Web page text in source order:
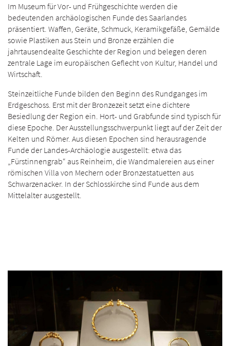
Im Museum für Vor- und Frühgeschichte werden die
bedeutenden archäologischen Funde des Saarlandes
präsentiert. Waffen, Geräte, Schmuck, Keramikgefäße, Gemälde
sowie Plastiken aus Stein und Bronze erzählen die
jahrtausendealte Geschichte der Region und belegen deren
zentrale Lage im europäischen Geflecht von Kultur, Handel und
Wirtschaft.
Steinzeitliche Funde bilden den Beginn des Rundganges im
Erdgeschoss. Erst mit der Bronzezeit setzt eine dichtere
Besiedlung der Region ein. Hort- und Grabfunde sind typisch für
diese Epoche. Der Ausstellungsschwerpunkt liegt auf der Zeit der
Kelten und Römer. Aus diesen Epochen sind herausragende
Funde der Landes-Archäologie ausgestellt: etwa das
„Fürstinnengrab“ aus Reinheim, die Wandmalereien aus einer
römischen Villa von Mechern oder Bronzestatuetten aus
Schwarzenacker. In der Schlosskirche sind Funde aus dem
Mittelalter ausgestellt.